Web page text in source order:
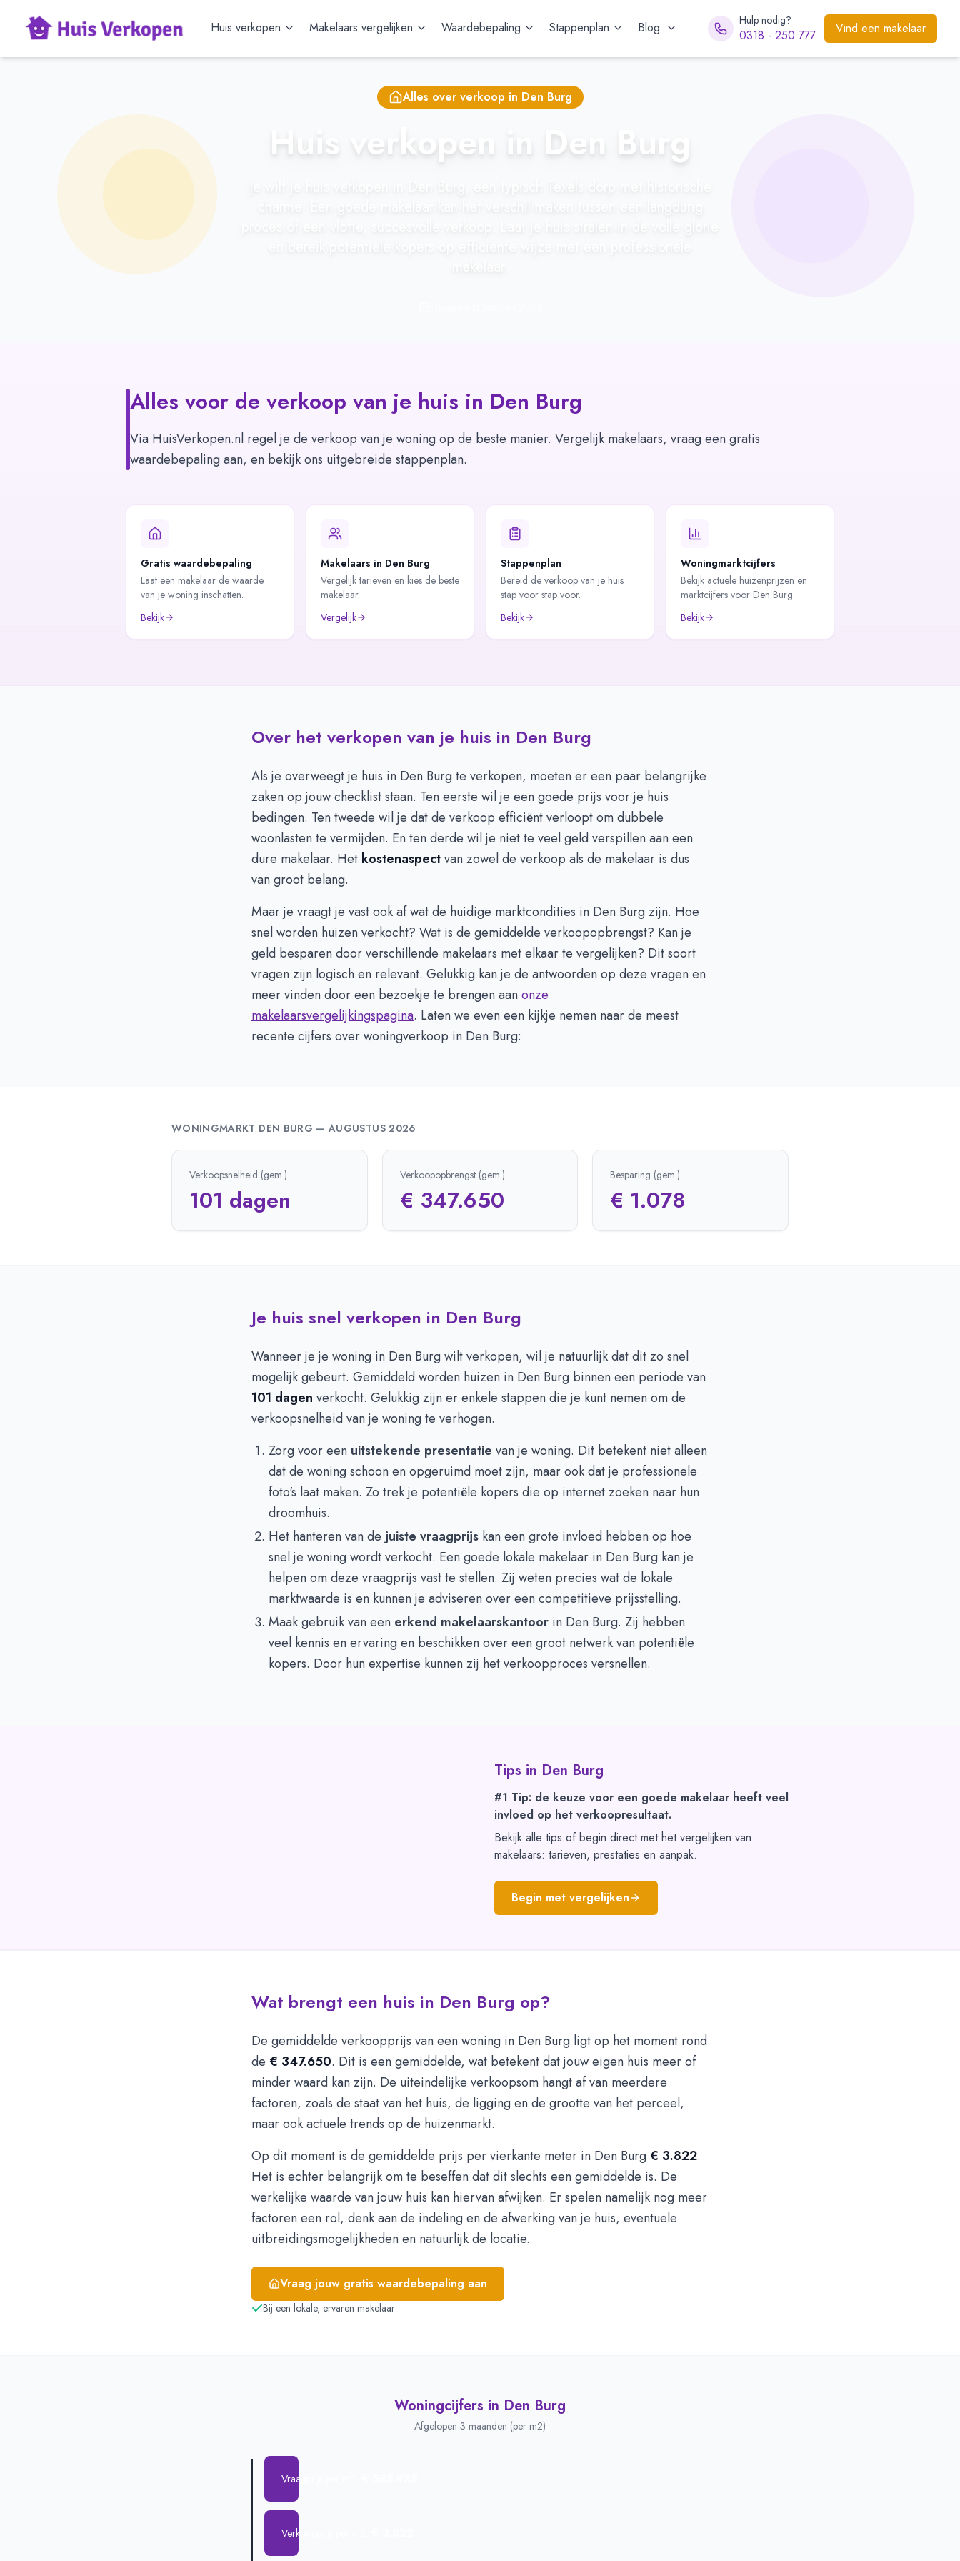
Huis verkopen Makelaars vergelijken Waardebepaling Stappenplan Blog Hulp nodig?
0318 - 250 777 Vind een makelaar
Alles over verkoop in Den Burg
Huis verkopen in Den Burg
Alles voor de verkoop van je huis in Den Burg
Via HuisVerkopen.nl regel je de verkoop van je woning op de beste manier. Vergelijk makelaars, vraag een gratis
waardebepaling aan, en bekijk ons uitgebreide stappenplan.
Gratis waardebepaling
Laat een makelaar de waarde
van je woning inschatten.
Bekijk
Makelaars in Den Burg
Vergelijk tarieven en kies de beste
makelaar.
Vergelijk
Stappenplan
Bereid de verkoop van je huis
stap voor stap voor.
Bekijk
Woningmarktcijfers
Bekijk actuele huizenprijzen en
marktcijfers voor Den Burg.
Bekijk
Over het verkopen van je huis in Den Burg
Als je overweegt je huis in Den Burg te verkopen, moeten er een paar belangrijke
zaken op jouw checklist staan. Ten eerste wil je een goede prijs voor je huis
bedingen. Ten tweede wil je dat de verkoop efficiënt verloopt om dubbele
woonlasten te vermijden. En ten derde wil je niet te veel geld verspillen aan een
dure makelaar. Het kostenaspectvan zowel de verkoop als de makelaar is dus
van groot belang.
Maar je vraagt je vast ook af wat de huidige marktcondities in Den Burg zijn. Hoe
snel worden huizen verkocht? Wat is de gemiddelde verkoopopbrengst? Kan je
geld besparen door verschillende makelaars met elkaar te vergelijken? Dit soort
vragen zijn logisch en relevant. Gelukkig kan je de antwoorden op deze vragen en
meer vinden door een bezoekje te brengen aanonze
makelaarsvergelijkingspagina. Laten we even een kijkje nemen naar de meest
recente cijfers over woningverkoop in Den Burg:
WONINGMARKT DEN BURG —AUGUSTUS 2026
Verkoopsnelheid (gem.)
101 dagen
Verkoopopbrengst (gem.)
€ 347.650
Besparing (gem.)
€ 1.078
Je huis snel verkopen in Den Burg
Wanneer je je woning in Den Burg wilt verkopen, wil je natuurlijk dat dit zo snel
mogelijk gebeurt. Gemiddeld worden huizen in Den Burg binnen een periode van
101 dagen verkocht. Gelukkig zijn er enkele stappen die je kunt nemen om de
verkoopsnelheid van je woning te verhogen.
Zorg voor een uitstekende presentatie van je woning. Dit betekent niet alleen
dat de woning schoon en opgeruimd moet zijn, maar ook dat je professionele
foto's laat maken. Zo trek je potentiële kopers die op internet zoeken naar hun
droomhuis.
Het hanteren van de juiste vraagprijs kan een grote invloed hebben op hoe
snel je woning wordt verkocht. Een goede lokale makelaar in Den Burg kan je
helpen om deze vraagprijs vast te stellen. Zij weten precies wat de lokale
marktwaarde is en kunnen je adviseren over een competitieve prijsstelling.
Maak gebruik van een erkend makelaarskantoor in Den Burg. Zij hebben
veel kennis en ervaring en beschikken over een groot netwerk van potentiële
kopers. Door hun expertise kunnen zij het verkoopproces versnellen.
Tips in Den Burg
#1 Tip: de keuze voor een goede makelaar heeft veel
invloed op het verkoopresultaat.
Bekijk alle tips of begin direct met het vergelijken van
makelaars: tarieven, prestaties en aanpak.
Begin met vergelijken
Wat brengt een huis in Den Burg op?
De gemiddelde verkoopprijs van een woning in Den Burg ligt op het moment rond
de € 347.650. Dit is een gemiddelde, wat betekent dat jouw eigen huis meer of
minder waard kan zijn. De uiteindelijke verkoopsom hangt af van meerdere
factoren, zoals de staat van het huis, de ligging en de grootte van het perceel,
maar ook actuele trends op de huizenmarkt.
Op dit moment is de gemiddelde prijs per vierkante meter in Den Burg € 3.822.
Het is echter belangrijk om te beseffen dat dit slechts een gemiddelde is. De
werkelijke waarde van jouw huis kan hiervan afwijken. Er spelen namelijk nog meer
factoren een rol, denk aan de indeling en de afwerking van je huis, eventuele
uitbreidingsmogelijkheden en natuurlijk de locatie.
Vraag jouw gratis waardebepaling aan
Bij een lokale, ervaren makelaar
Woningcijfers in Den Burg
Afgelopen 3 maanden (per m2)
Vraagprijs per m2
Verkoopprijs per m2